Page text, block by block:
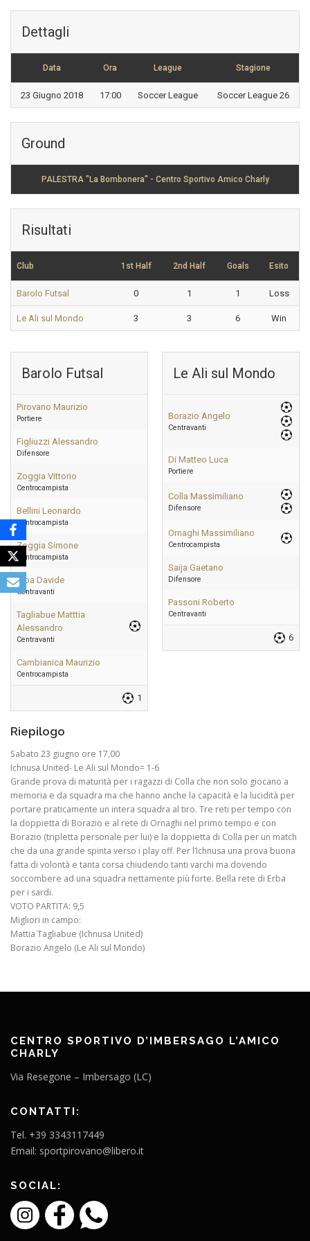
Dettagli
Data Ora League Stagione
23 Giugno 2018 17:00 Soccer League Soccer League 26
Ground
PALESTRA "La Bombonera" - Centro Sportivo Amico Charly
Risultati
Club 1st Half 2nd Half Goals Esito
Barolo Futsal 0 1 1 Loss
Le Ali sul Mondo 3 3 6 Win
Barolo Futsal
Pirovano Maurizio
Portiere
Figliuzzi Alessandro
Difensore
Zoggia Vittorio
Centrocampista
Bellini Leonardo
Centrocampista
Zoggia Simone
Centrocampista
Erba Davide
Centravanti
Tagliabue Matttia
Alessandro
Centravanti
Cambianica Maurizio
Centrocampista
1
Le Ali sul Mondo
Borazio Angelo
Centravanti
Di Matteo Luca
Portiere
Colla Massimiliano
Difensore
Ornaghi Massimiliano
Centrocampista
Saija Gaetano
Difensore
Passoni Roberto
Centravanti
6
Riepilogo
Sabato 23 giugno ore 17,00
Ichnusa United- Le Ali sul Mondo= 1-6
Grande prova di maturità per i ragazzi di Colla che non solo giocano a
memoria e da squadra ma che hanno anche la capacità e la lucidità per
portare praticamente un intera squadra al tiro. Tre reti per tempo con
la doppietta di Borazio e al rete di Ornaghi nel primo tempo e con
Borazio (tripletta personale per lui) e la doppietta di Colla per un match
che da una grande spinta verso i play off. Per l’Ichnusa una prova buona
fatta di volontà e tanta corsa chiudendo tanti varchi ma dovendo
soccombere ad una squadra nettamente più forte. Bella rete di Erba
per i sardi.
VOTO PARTITA: 9,5
Migliori in campo:
Mattia Tagliabue (Ichnusa United)
Borazio Angelo (Le Ali sul Mondo)
CENTRO SPORTIVO D’IMBERSAGO L’AMICO
CHARLY
Via Resegone – Imbersago (LC)
CONTATTI:
Tel. +39 3343117449
Email: sportpirovano@libero.it
SOCIAL: